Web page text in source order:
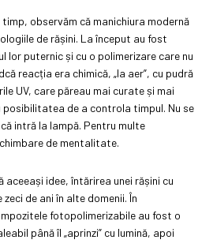
observăm că manichiura modernă
de rășini. La început au fost
lor puternic și cu o polimerizare care nu
reacția era chimică, „la aer”, cu pudră
UV, care păreau mai curate și mai
posibilitatea de a controla timpul. Nu se
intră la lampă. Pentru multe
de mentalitate.
idee, întărirea unei rășini cu
de ani în alte domenii. În
fotopolimerizabile au fost o
până îl „aprinzi” cu lumină, apoi